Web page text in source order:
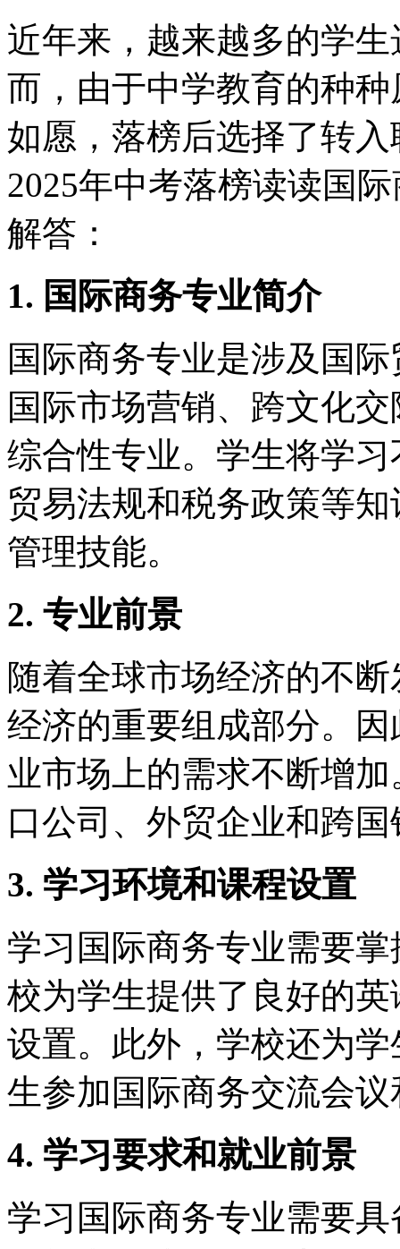
近年来，越来越多的学
而，由于中学教育的种
如愿，落榜后选择了转
2025年中考落榜读读国
解答：
1. 国际商务专业简介
国际商务专业是涉及国
国际市场营销、跨文化
综合性专业。学生将学
贸易法规和税务政策等
管理技能。
2. 专业前景
随着全球市场经济的不
经济的重要组成部分。
业市场上的需求不断增
口公司、外贸企业和跨
3. 学习环境和课程设置
学习国际商务专业需要
校为学生提供了良好的
设置。此外，学校还为
生参加国际商务交流会
4. 学习要求和就业前景
学习国际商务专业需要